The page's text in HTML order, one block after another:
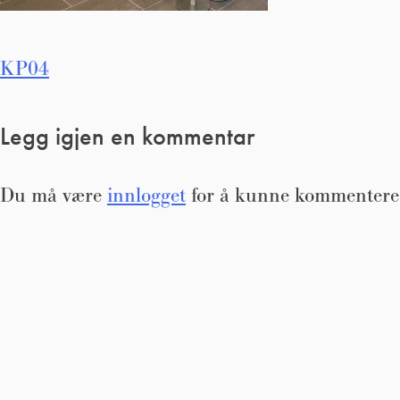
Innleggsnavigasjon
KP04
Legg igjen en kommentar
Du må være innlogget for å kunne